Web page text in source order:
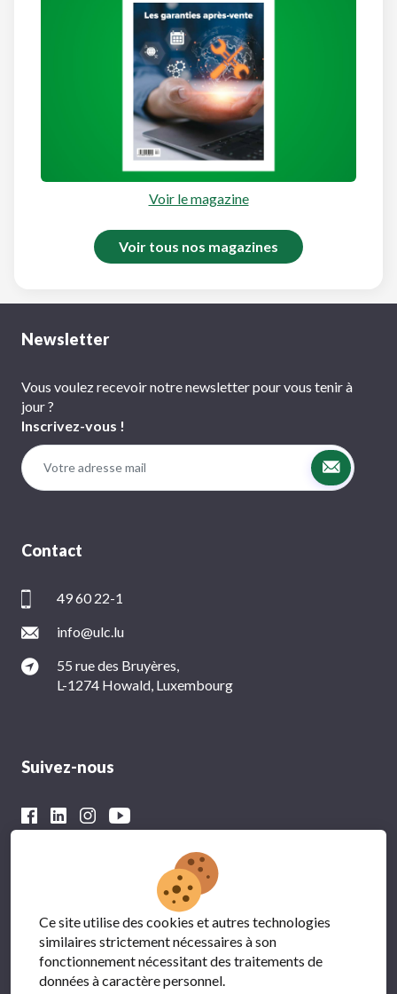
Voir le magazine
Voir tous nos magazines
Newsletter
Vous voulez recevoir notre newsletter pour vous tenir à
jour ?
Inscrivez-vous !
Contact
49 60 22-1
info@ulc.lu
55 rue des Bruyères,
L-1274 Howald, Luxembourg
Suivez-nous
Avec le soutien financier du
Ce site utilise des cookies et autres technologies
similaires strictement nécessaires à son
fonctionnement nécessitant des traitements de
données à caractère personnel.